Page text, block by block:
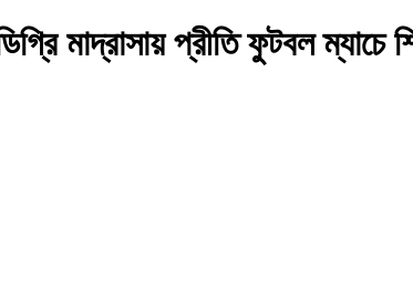
মাদ্রাসায় প্রীতি ফুটবল ম্যাচে